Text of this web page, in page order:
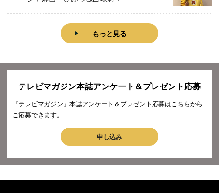
もっと見る
テレビマガジン本誌アンケート＆プレゼント応募
『テレビマガジン』本誌アンケート＆プレゼント応募はこちらから
ご応募できます。
申し込み